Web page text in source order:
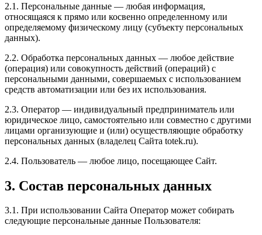
2.1. Персональные данные — любая информация,
относящаяся к прямо или косвенно определенному или
определяемому физическому лицу (субъекту персональных
данных).
2.2. Обработка персональных данных — любое действие
(операция) или совокупность действий (операций) с
персональными данными, совершаемых с использованием
средств автоматизации или без их использования.
2.3. Оператор — индивидуальный предприниматель или
юридическое лицо, самостоятельно или совместно с другими
лицами организующие и (или) осуществляющие обработку
персональных данных (владелец Сайта totek.ru).
2.4. Пользователь — любое лицо, посещающее Сайт.
3. Состав персональных данных
3.1. При использовании Сайта Оператор может собирать
следующие персональные данные Пользователя: